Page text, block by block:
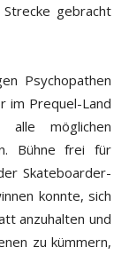
gebracht
Psychopathen
im Prequel-Land
alle möglichen
Bühne frei für
Skateboarder-
konnte, sich
anzuhalten und
zu kümmern,